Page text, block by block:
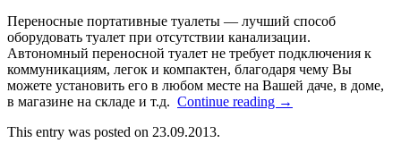
Переносные портативные туалеты — лучший способ
оборудовать туалет при отсутствии канализации.
Автономный переносной туалет не требует подключения к
коммуникациям, легок и компактен, благодаря чему Вы
можете установить его в любом месте на Вашей даче, в доме,
в магазине на складе и т.д. Continue reading →
This entry was posted on 23.09.2013.